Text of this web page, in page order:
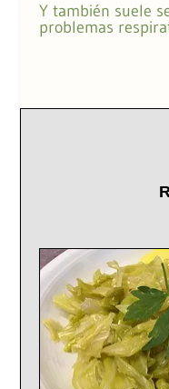
Y también suele
problemas